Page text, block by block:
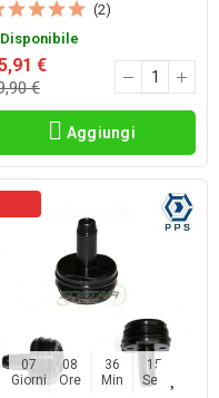
(2)
Disponibile
€
€
Aggiungi
07
Giorni
08
Ore
36
Min
14
Sec